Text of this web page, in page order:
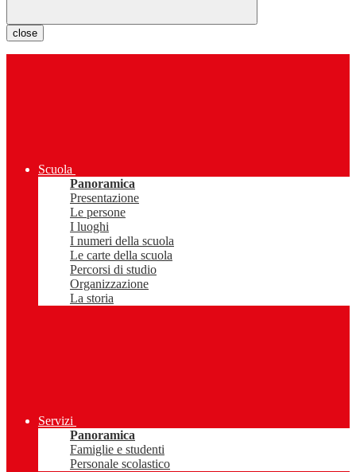
close
Scuola
Panoramica
Presentazione
Le persone
I luoghi
I numeri della scuola
Le carte della scuola
Percorsi di studio
Organizzazione
La storia
Servizi
Panoramica
Famiglie e studenti
Personale scolastico